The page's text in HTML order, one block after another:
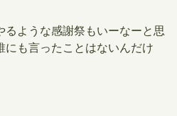
るような感謝祭もいーなーと思
にも言ったことはないんだけ